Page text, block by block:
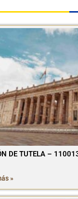
DE TUTELA –
»